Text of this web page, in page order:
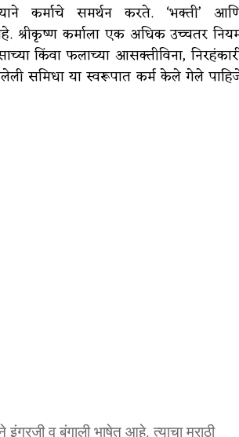
कर्माचे समर्थन करते. ‘भक्ती’
आहे. श्रीकृष्ण कर्माला एक अधिक उच्चतर
किंवा फलाच्या आसक्तीविना,
समिधा या स्वरूपात कर्म केले गेले
व बंगाली भाषेत आहे, त्याचा मराठी